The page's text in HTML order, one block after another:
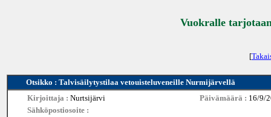
Vuokralle
[
Otsikko : Talvisäilytystilaa vetouisteluveneille Nurmijärvellä
Kirjoittaja : Nurtsijärvi Päivämäärä : 16/9/
Sähköpostiosoite :